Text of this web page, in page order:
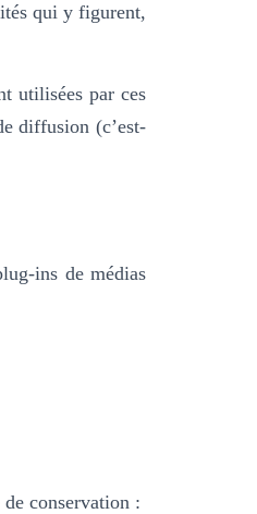
qui y figurent,
utilisées par ces
diffusion (c’est-
ins de médias
conservation :